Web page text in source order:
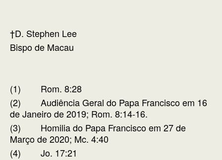
†D. Stephen Lee
Bispo de Macau
(1) Rom. 8:28
(2) Audiência Geral do Papa Francisco em 16
de Janeiro de 2019; Rom. 8:14-16.
(3) Homilia do Papa Francisco em 27 de
Março de 2020; Mc. 4:40
(4) Jo. 17:21